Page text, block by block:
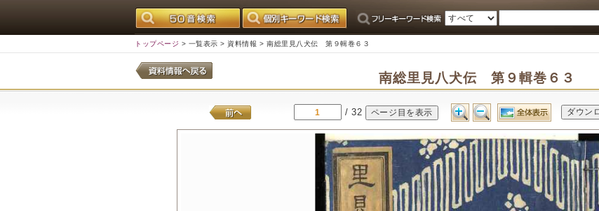
トップページ > 一覧表示 > 資料情報 > 南総里見八犬伝 第９輯巻６３
南総里見八犬伝 第９輯巻６３
/ 32